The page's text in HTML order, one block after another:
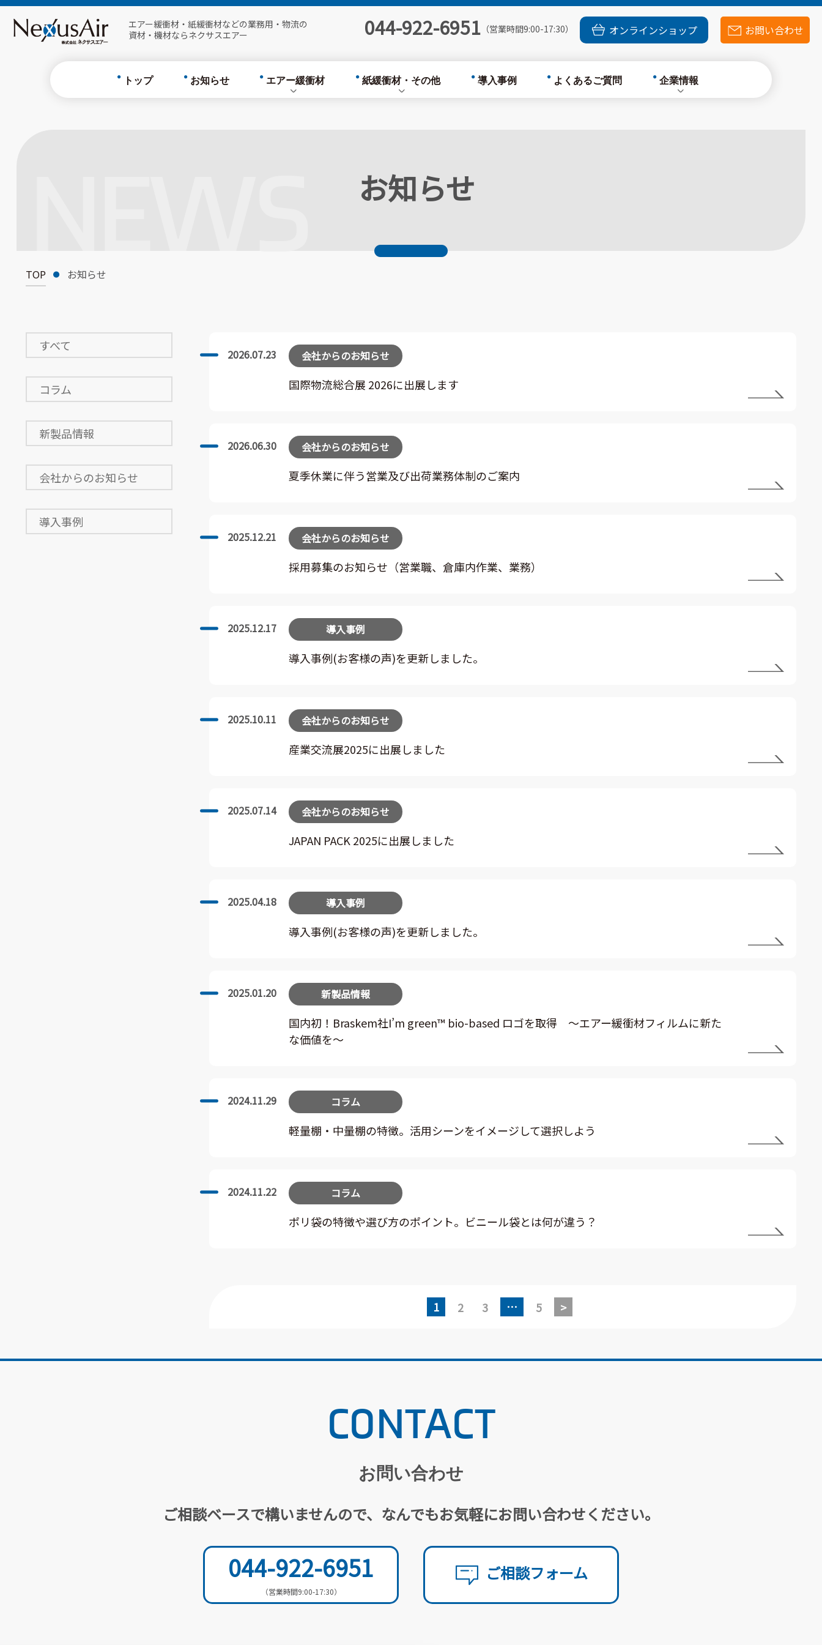
エアー緩衝材・紙緩衝材などの業務用・物流の
資材・機材ならネクサスエアー
044-922-6951 （営業時間9:00-17:30） オンラインショップ お問い合わせ
トップ お知らせ エアー緩衝材 紙緩衝材・その他
自動梱包ライン
梱包資材・物流機器
導入事例 よくあるご質問 企業情報
フィルム各種
Cushion Box
Fragrance Air Cushion
自動梱包ライン
採用情報
お知らせ
TOP お知らせ
すべて
コラム
新製品情報
会社からのお知らせ
導入事例
2026.07.23 会社からのお知らせ
国際物流総合展 2026に出展します
2026.06.30 会社からのお知らせ
夏季休業に伴う営業及び出荷業務体制のご案内
2025.12.21 会社からのお知らせ
採用募集のお知らせ（営業職、倉庫内作業、業務）
2025.12.17 導入事例
導入事例(お客様の声)を更新しました。
2025.10.11 会社からのお知らせ
産業交流展2025に出展しました
2025.07.14 会社からのお知らせ
JAPAN PACK 2025に出展しました
2025.04.18 導入事例
導入事例(お客様の声)を更新しました。
2025.01.20 新製品情報
国内初！Braskem社I’m green™ bio-based ロゴを取得 ～エアー緩衝材フィルムに新た
な価値を～
2024.11.29 コラム
軽量棚・中量棚の特徴。活用シーンをイメージして選択しよう
2024.11.22 コラム
ポリ袋の特徴や選び方のポイント。ビニール袋とは何が違う？
1 2 3 … 5 >
CONTACT
お問い合わせ
ご相談ベースで構いませんので、 なんでもお気軽にお問い合わせください。
044-922-6951
（営業時間9:00-17:30）
ご相談フォーム